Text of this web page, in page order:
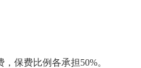
保费比例各承担50%。